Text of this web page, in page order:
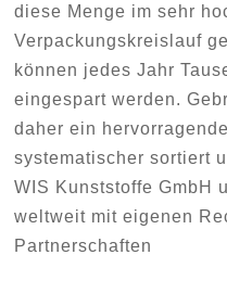
diese Menge im sehr
Verpackungskreislauf
können jedes Jahr
eingespart werden.
daher ein
systematischer sortiert
WIS Kunststoffe GmbH
weltweit mit eigenen
Partnerschaften